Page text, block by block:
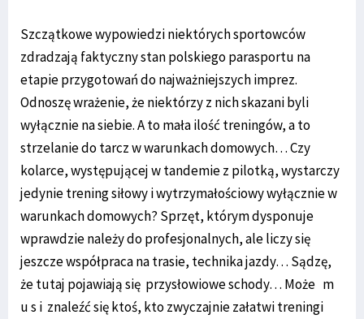
Szczątkowe wypowiedzi niektórych sportowców
zdradzają faktyczny stan polskiego parasportu na
etapie przygotowań do najważniejszych imprez.
Odnoszę wrażenie, że niektórzy z nich skazani byli
wyłącznie na siebie. A to mała ilość treningów, a to
strzelanie do tarcz w warunkach domowych… Czy
kolarce, występującej w tandemie z pilotką, wystarczy
jedynie trening siłowy i wytrzymałościowy wyłącznie w
warunkach domowych? Sprzęt, którym dysponuje
wprawdzie należy do profesjonalnych, ale liczy się
jeszcze współpraca na trasie, technika jazdy… Sądzę,
że tutaj pojawiają się przysłowiowe schody… Może m
u s i znaleźć się ktoś, kto zwyczajnie załatwi treningi